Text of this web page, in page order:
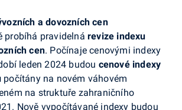
a dovozních cen
probíhá pravidelná revize indexu
cen. Počínaje cenovými indexy
leden 2024 budou cenové indexy
počítány na novém váhovém
na struktuře zahraničního
Nově vypočítávané indexy budou